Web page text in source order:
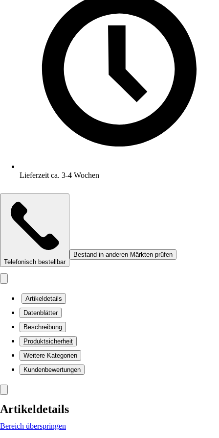
Lieferzeit ca. 3-4 Wochen
Telefonisch bestellbar
Bestand in anderen Märkten prüfen
Artikeldetails
Datenblätter
Beschreibung
Produktsicherheit
Weitere Kategorien
Kundenbewertungen
Artikeldetails
Bereich überspringen